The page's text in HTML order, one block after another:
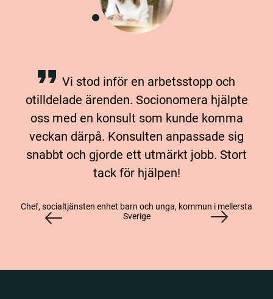
Vi stod inför en arbetsstopp och
otilldelade ärenden. Socionomera hjälpte
oss med en konsult som kunde komma
veckan därpå. Konsulten anpassade sig
snabbt och gjorde ett utmärkt jobb. Stort
tack för hjälpen!
Chef, socialtjänsten enhet barn och unga, kommun i mellersta
Sverige